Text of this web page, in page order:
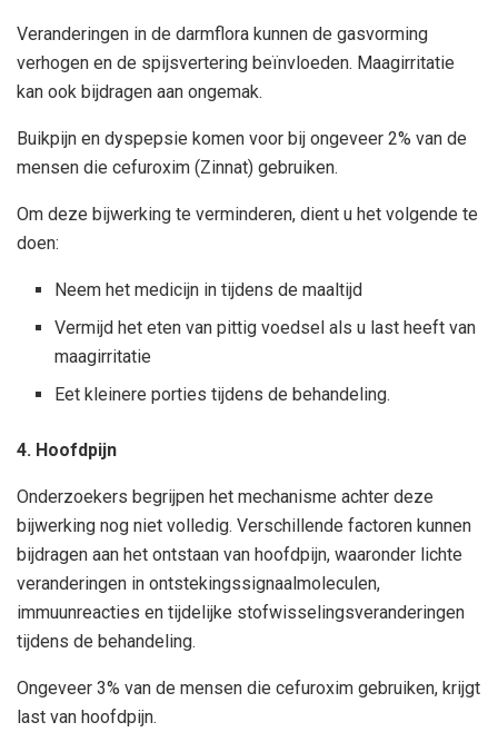
Veranderingen in de darmflora kunnen de gasvorming
verhogen en de spijsvertering beïnvloeden. Maagirritatie
kan ook bijdragen aan ongemak.
Buikpijn en dyspepsie komen voor bij ongeveer 2% van de
mensen die cefuroxim (Zinnat) gebruiken.
Om deze bijwerking te verminderen, dient u het volgende te
doen:
Neem het medicijn in tijdens de maaltijd
Vermijd het eten van pittig voedsel als u last heeft van
maagirritatie
Eet kleinere porties tijdens de behandeling.
4. Hoofdpijn
Onderzoekers begrijpen het mechanisme achter deze
bijwerking nog niet volledig. Verschillende factoren kunnen
bijdragen aan het ontstaan van hoofdpijn, waaronder lichte
veranderingen in ontstekingssignaalmoleculen,
immuunreacties en tijdelijke stofwisselingsveranderingen
tijdens de behandeling.
Ongeveer 3% van de mensen die cefuroxim gebruiken, krijgt
last van hoofdpijn.